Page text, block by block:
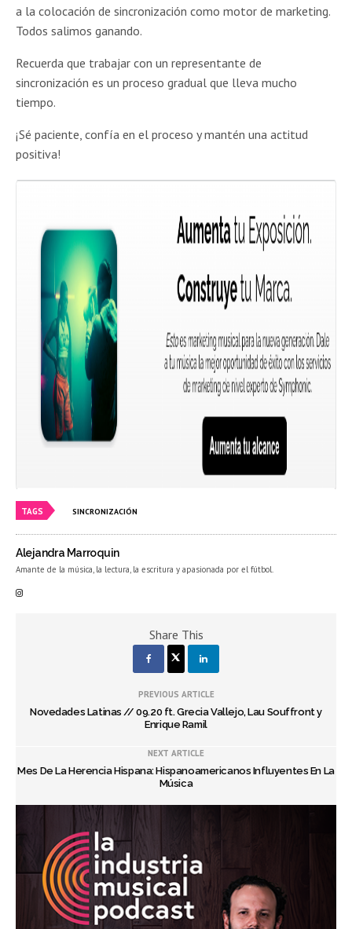
a la colocación de sincronización como motor de marketing.
Todos salimos ganando.
Recuerda que trabajar con un representante de
sincronización es un proceso gradual que lleva mucho
tiempo.
¡Sé paciente, confía en el proceso y mantén una actitud
positiva!
TAGS SINCRONIZACIÓN
Alejandra Marroquin
Amante de la música, la lectura, la escritura y apasionada por el fútbol.
Share This
PREVIOUS ARTICLE
Novedades Latinas // 09.20 ft. Grecia Vallejo, Lau Souffront y
Enrique Ramil
NEXT ARTICLE
Mes De La Herencia Hispana: Hispanoamericanos Influyentes En La
Música